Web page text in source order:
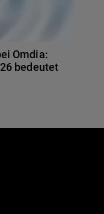
Omdia:
bedeutet